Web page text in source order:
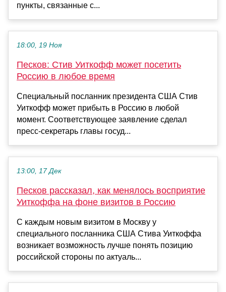
пункты, связанные с...
18:00, 19 Ноя
Песков: Стив Уиткофф может посетить
Россию в любое время
Специальный посланник президента США Стив
Уиткофф может прибыть в Россию в любой
момент. Соответствующее заявление сделал
пресс-секретарь главы госуд...
13:00, 17 Дек
Песков рассказал, как менялось восприятие
Уиткоффа на фоне визитов в Россию
С каждым новым визитом в Москву у
специального посланника США Стива Уиткоффа
возникает возможность лучше понять позицию
российской стороны по актуаль...